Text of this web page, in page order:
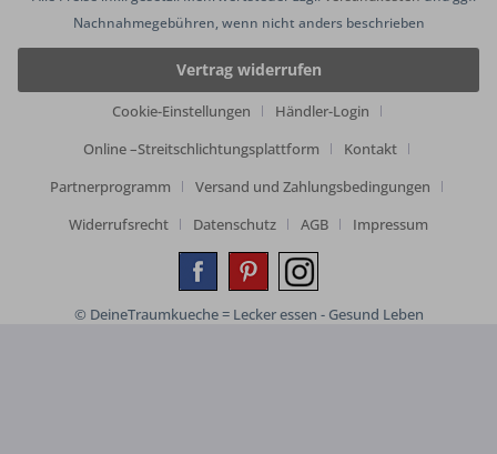
Nachnahmegebühren, wenn nicht anders beschrieben
Vertrag widerrufen
Cookie-Einstellungen
Händler-Login
Online –Streitschlichtungsplattform
Kontakt
Partnerprogramm
Versand und Zahlungsbedingungen
Widerrufsrecht
Datenschutz AGB Impressum
© DeineTraumkueche = Lecker essen - Gesund Leben